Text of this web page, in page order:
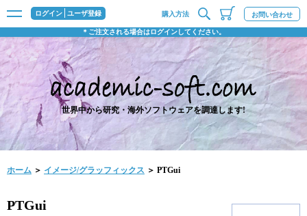
ログイン ユーザ登録
＊ご注文される場合はログインしてください。
購入方法 お問い合わせ
世界中から研究・海外ソフトウェアを調達します!
ホーム ＞ イメージ/グラッフィックス ＞ PTGui
PTGui